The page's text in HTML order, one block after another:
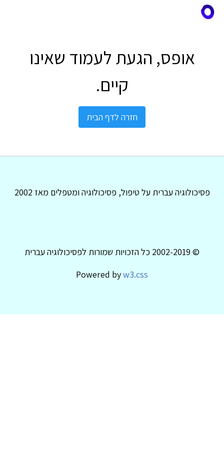
אופס, הגעת לעמוד שאינו
קיים.
חזרה לדף הבית
פסיכולוגיה עברית על טיפול, פסיכולוגיה ומטפלים מאז 2002
© 2002-2019 כל הזכויות שמורות לפסיכולוגיה עברית
Powered byw3.css